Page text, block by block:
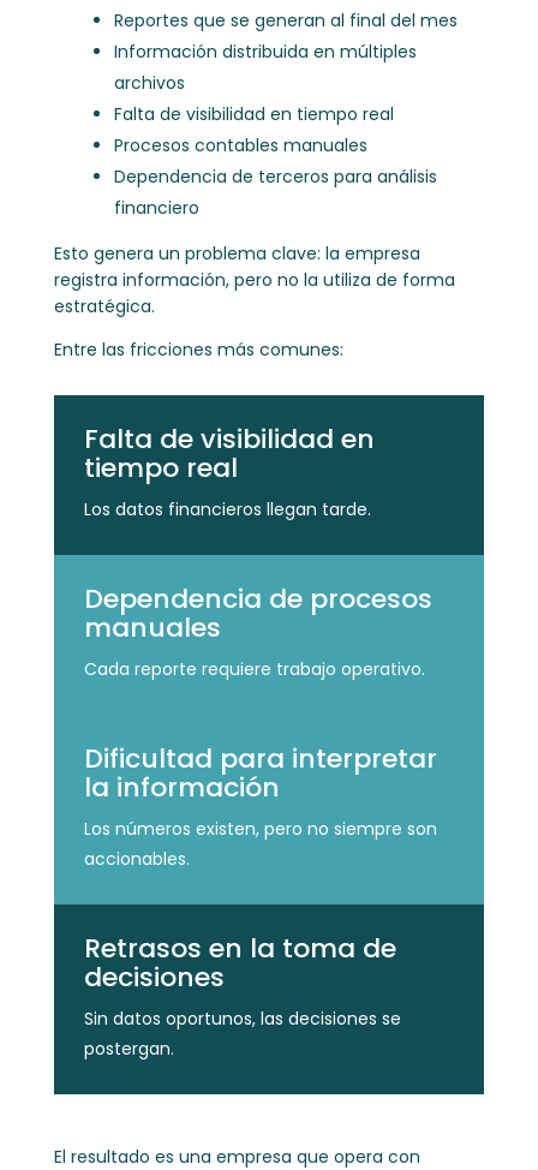
Reportes que se generan al final del mes
Información distribuida en múltiples
archivos
Falta de visibilidad en tiempo real
Procesos contables manuales
Dependencia de terceros para análisis
financiero
Esto genera un problema clave: la empresa
registra información, pero no la utiliza de forma
estratégica.
Entre las fricciones más comunes:
Falta de visibilidad en
tiempo real
Los datos financieros llegan tarde.
Dependencia de procesos
manuales
Cada reporte requiere trabajo operativo.
Dificultad para interpretar
la información
Los números existen, pero no siempre son
accionables.
Retrasos en la toma de
decisiones
Sin datos oportunos, las decisiones se
postergan.
El resultado es una empresa que opera con